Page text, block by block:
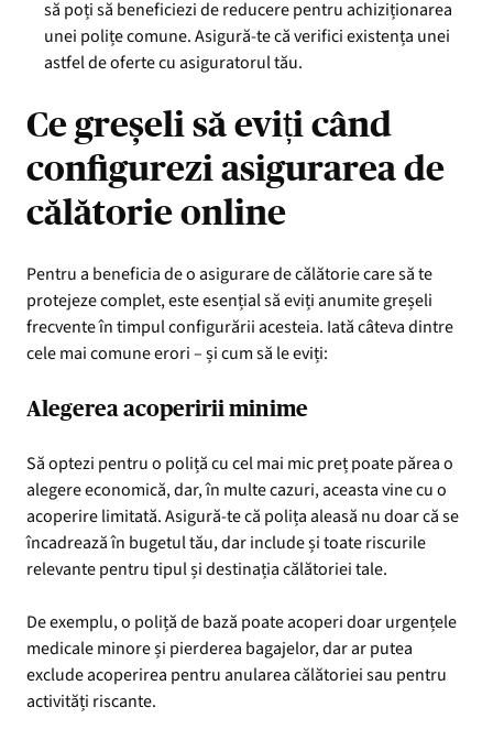
să poți să beneficiezi de reducere pentru achiziționarea
unei polițe comune. Asigură-te că verifici existența unei
astfel de oferte cu asiguratorul tău.
Ce greșeli să eviți când
configurezi asigurarea de
călătorie online
Pentru a beneficia de o asigurare de călătorie care să te
protejeze complet, este esențial să eviți anumite greșeli
frecvente în timpul configurării acesteia. Iată câteva dintre
cele mai comune erori – și cum să le eviți:
Alegerea acoperirii minime
Să optezi pentru o poliță cu cel mai mic preț poate părea o
alegere economică, dar, în multe cazuri, aceasta vine cu o
acoperire limitată. Asigură-te că polița aleasă nu doar că se
încadrează în bugetul tău, dar include și toate riscurile
relevante pentru tipul și destinația călătoriei tale.
De exemplu, o poliță de bază poate acoperi doar urgențele
medicale minore și pierderea bagajelor, dar ar putea
exclude acoperirea pentru anularea călătoriei sau pentru
activități riscante.